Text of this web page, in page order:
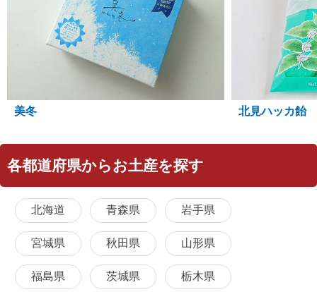
美冬 北見ハッカ飴
各都道府県からお土産を探す
北海道 青森県 岩手県
宮城県 秋田県 山形県
福島県 茨城県 栃木県